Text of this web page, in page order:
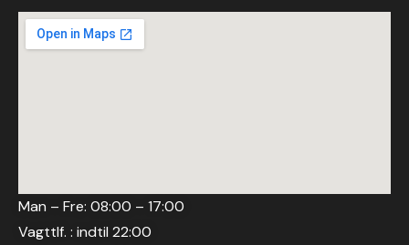
Man – Fre: 08:00 – 17:00
Vagttlf. : indtil 22:00